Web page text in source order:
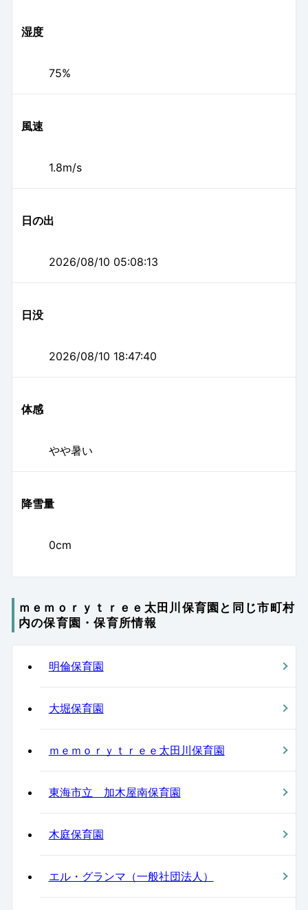
湿度
75%
風速
1.8m/s
日の出
2026/08/10 05:08:13
日没
2026/08/10 18:47:40
体感
やや暑い
降雪量
0cm
ｍｅｍｏｒｙｔｒｅｅ太田川保育園と同じ市町村
内の保育園・保育所情報
明倫保育園
大堀保育園
ｍｅｍｏｒｙｔｒｅｅ太田川保育園
東海市立 加木屋南保育園
木庭保育園
エル・グランマ（一般社団法人）